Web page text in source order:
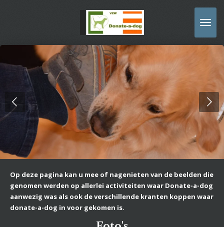
hoofdinhoud
Op deze pagina kan u mee of nagenieten van de beelden die
genomen werden op allerlei activiteiten waar Donate-a-dog
aanwezig was als ook de verschillende kranten koppen waar
donate-a-dog in voor gekomen is.